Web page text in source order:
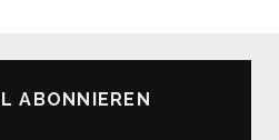
ABONNIEREN